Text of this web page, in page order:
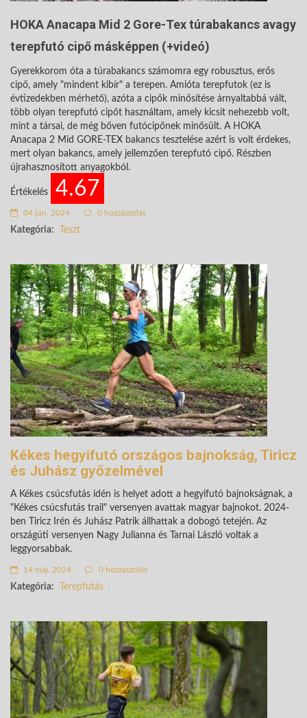
HOKA Anacapa Mid 2 Gore-Tex túrabakancs avagy
terepfutó cipő másképpen (+videó)
Gyerekkorom óta a túrabakancs számomra egy robusztus, erős
cipő, amely "mindent kibír" a terepen. Amióta terepfutok (ez is
évtizedekben mérhető), azóta a cipők minősítése árnyaltabbá vált,
több olyan terepfutó cipőt használtam, amely kicsit nehezebb volt,
mint a társai, de még bőven futócipőnek minősült. A HOKA
Anacapa 2 Mid GORE-TEX bakancs tesztelése azért is volt érdekes,
mert olyan bakancs, amely jellemzően terepfutó cipő. Részben
újrahasznosított anyagokból.
Értékelés 4.67
04 jún. 2024 0 hozzászólás
Kategória: Teszt
Kékes hegyifutó országos bajnokság, Tiricz
és Juhász győzelmével
A Kékes csúcsfutás idén is helyet adott a hegyifutó bajnokságnak, a
"Kékes csúcsfutás trail" versenyen avattak magyar bajnokot. 2024-
ben Tiricz Irén és Juhász Patrik állhattak a dobogó tetején. Az
országúti versenyen Nagy Julianna és Tarnai László voltak a
leggyorsabbak.
14 máj. 2024 0 hozzászólás
Kategória: Terepfutás